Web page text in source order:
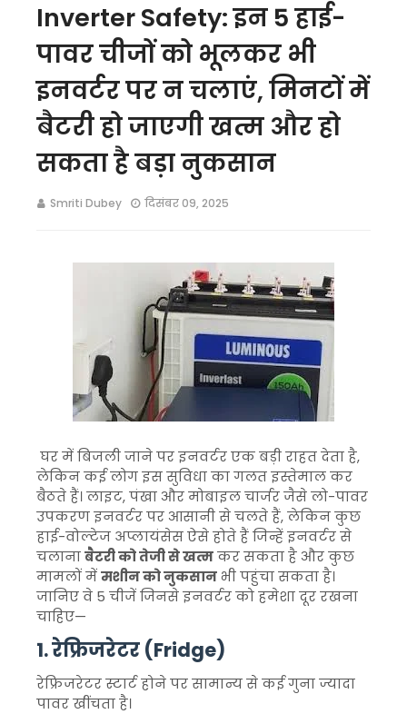
Inverter Safety: इन 5 हाई-
पावर चीजों को भूलकर भी
इनवर्टर पर न चलाएं, मिनटों में
बैटरी हो जाएगी खत्म और हो
सकता है बड़ा नुकसान
Smriti Dubey दिसंबर 09, 2025
घर में बिजली जाने पर इनवर्टर एक बड़ी राहत देता है,
लेकिन कई लोग इस सुविधा का गलत इस्तेमाल कर
बैठते हैं। लाइट, पंखा और मोबाइल चार्जर जैसे लो-पावर
उपकरण इनवर्टर पर आसानी से चलते हैं, लेकिन कुछ
हाई-वोल्टेज अप्लायंसेस ऐसे होते हैं जिन्हें इनवर्टर से
चलानाबैटरी को तेजी से खत्मकर सकता है और कुछ
मामलों मेंमशीन को नुकसान भी पहुंचा सकता है।
जानिए वे 5 चीजें जिनसे इनवर्टर को हमेशा दूर रखना
चाहिए—
1. रेफ्रिजरेटर (Fridge)
रेफ्रिजरेटर स्टार्ट होने पर सामान्य से कई गुना ज्यादा
पावर खींचता है।